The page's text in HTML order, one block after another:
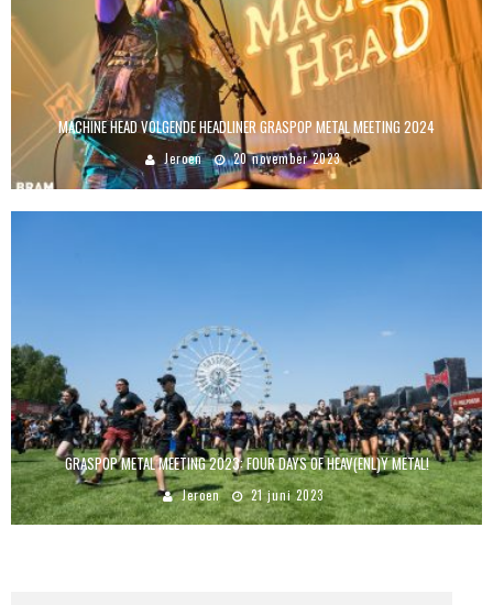
MACHINE HEAD VOLGENDE HEADLINER GRASPOP METAL MEETING 2024
Jeroen 20 november 2023
GRASPOP METAL MEETING 2023: FOUR DAYS OF HEAV(ENL)Y METAL!
Jeroen 21 juni 2023